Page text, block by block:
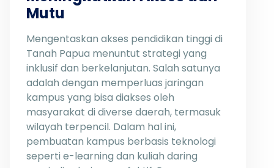
Mutu
Mengentaskan akses pendidikan tinggi di
Tanah Papua menuntut strategi yang
inklusif dan berkelanjutan. Salah satunya
adalah dengan memperluas jaringan
kampus yang bisa diakses oleh
masyarakat di diverse daerah, termasuk
wilayah terpencil. Dalam hal ini,
pembuatan kampus berbasis teknologi
seperti e-learning dan kuliah daring